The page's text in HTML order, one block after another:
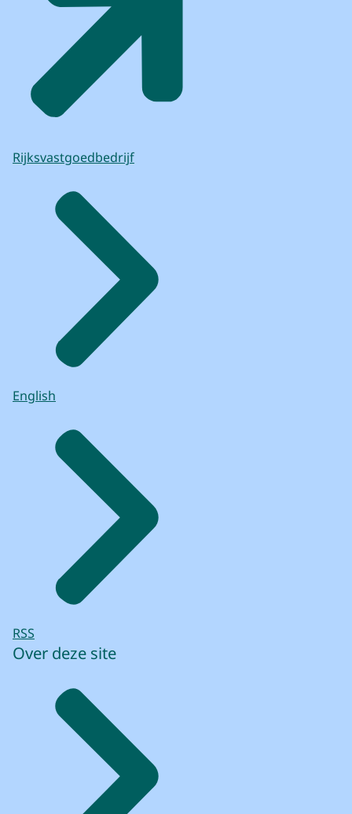
te voeren.
In de Tweede Kamerbrieven uit 2020 en
2021 is eerder toegelicht en besloten
dat het onderzoek wordt gericht
op het vastleggen van de rijkdom van het
bodemarchief
Oldenbarnevelt.
Bovendien is eerder in 2019
door de Rijksdienst voor het Cultureel
Erfgoed vastgesteld
dat er geen hedendaagse DNA-match
beschikbaar is
om Johan van Oldenbarnevelt te
identificeren.
Maar gelukkig kwamen de archeologen
heel veel andere vondsten tegen,
bijvoorbeeld: nieuwe inzichten over de
bewerkte kloostermoppen, een
fragmenten van drinkglazen, originele
grondopbouw,
een gemetselde kleine grafkelder, een
zijbeuk en spaarbogen én begravingen.
(Mignonne Lenoir:)
Ik ben zeer tevreden over het verloop van
het onderzoek.
We hebben heel veel mooie dingen mogen
Dat heeft ons echt wel perspectief geboden
onderzoeken.
VOICE-OVER: Het archeologische
onderzoek
kon via de website binnenhofrenovatie.nl
met korte video's worden gevolgd
of op het Binnenhof ter plekke.
Rijksvastgoedbedrijf
English
RSS
Over deze site